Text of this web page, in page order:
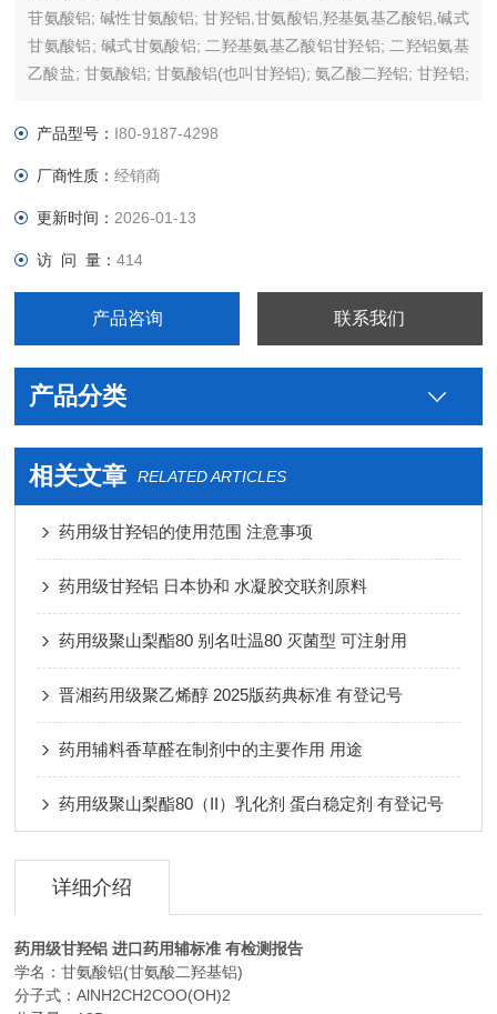
苷氨酸铝; 碱性甘氨酸铝; 甘羟铝,甘氨酸铝,羟基氨基乙酸铝,碱式
甘氨酸铝; 碱式甘氨酸铝; 二羟基氨基乙酸铝甘羟铝; 二羟铝氨基
乙酸盐; 甘氨酸铝; 甘氨酸铝(也叫甘羟铝); 氨乙酸二羟铝; 甘羟铝;
产品型号： I80-9187-4298
厂商性质：经销商
更新时间： 2026-01-13
访 问 量：414
产品咨询 联系我们
产品分类
相关文章 RELATED ARTICLES
药用级甘羟铝的使用范围 注意事项
药用级甘羟铝 日本协和 水凝胶交联剂原料
药用级聚山梨酯80 别名吐温80 灭菌型 可注射用
晋湘药用级聚乙烯醇 2025版药典标准 有登记号
药用辅料香草醛在制剂中的主要作用 用途
药用级聚山梨酯80（II）乳化剂 蛋白稳定剂 有登记号
详细介绍
药用级甘羟铝 进口药用辅标准 有检测报告
学名：甘氨酸铝(甘氨酸二羟基铝)
分子式：AlNH2CH2COO(OH)2